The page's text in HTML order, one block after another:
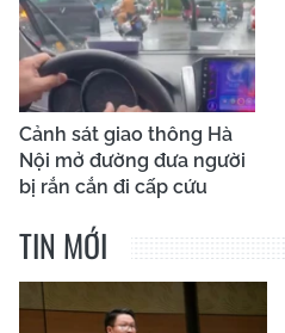
Cảnh sát giao thông Hà
Nội mở đường đưa người
bị rắn cắn đi cấp cứu
TIN MỚI